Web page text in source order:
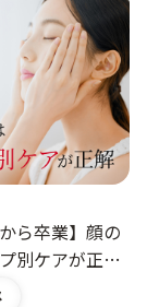
ら卒業】顔の
別ケアが正解
の目立たない